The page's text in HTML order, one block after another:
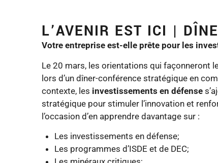
L’AVENIR EST ICI |
Votre entreprise est-elle prête pour les
Le 20 mars, les orientations qui façonneront
lors d’un dîner-conférence stratégique en
contexte, les investissements en défense
stratégique pour stimuler l’innovation et
l’occasion d’en apprendre davantage sur :
Les investissements en défense;
Les programmes d’ISDE et de DEC;